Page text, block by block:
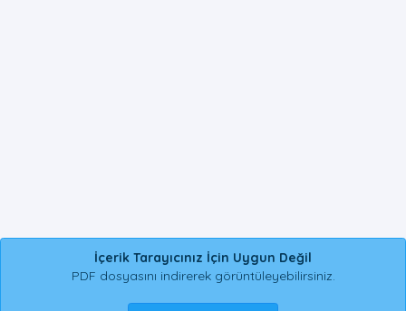
İçerik Tarayıcınız İçin Uygun Değil
PDF dosyasını indirerek görüntüleyebilirsiniz.